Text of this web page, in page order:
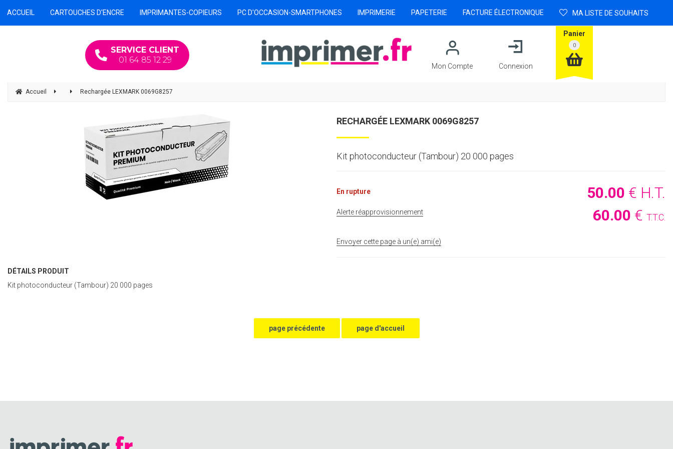
SERVICE CLIENT
01 64 85 12 29
Mon Compte Connexion
Panier
ACCUEIL CARTOUCHES D'ENCRE IMPRIMANTES-COPIEURS PC D'OCCASION-SMARTPHONES IMPRIMERIE PAPETERIE FACTURE ÉLECTRONIQUE MA LISTE DE SOUHAITS
Accueil Rechargée LEXMARK 0069G8257
RECHARGÉE LEXMARK 0069G8257
Kit photoconducteur (Tambour) 20 000 pages
50.00 € H.T.
60.00 € T.T.C.
En rupture
Alerte réapprovisionnement
Envoyer cette page à un(e) ami(e)
DÉTAILS PRODUIT
Kit photoconducteur (Tambour) 20 000 pages